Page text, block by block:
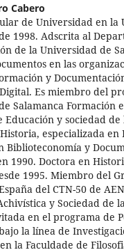
Cabero
de Universidad en la
1998. Adscrita al
de la Universidad de
en las
y
Es miembro del
Salamanca Formación
Educación y sociedad
especializada
Biblioteconomía y
1990. Doctora en
1995. Miembro del
del CTN-50 de
y Sociedad de
en el programa de
la línea de
la Faculdade de